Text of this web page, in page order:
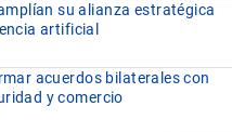
su alianza estratégica
artificial
acuerdos bilaterales con
y comercio